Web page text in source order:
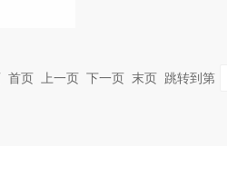
首页 上一页 下一页 末页 跳转到第